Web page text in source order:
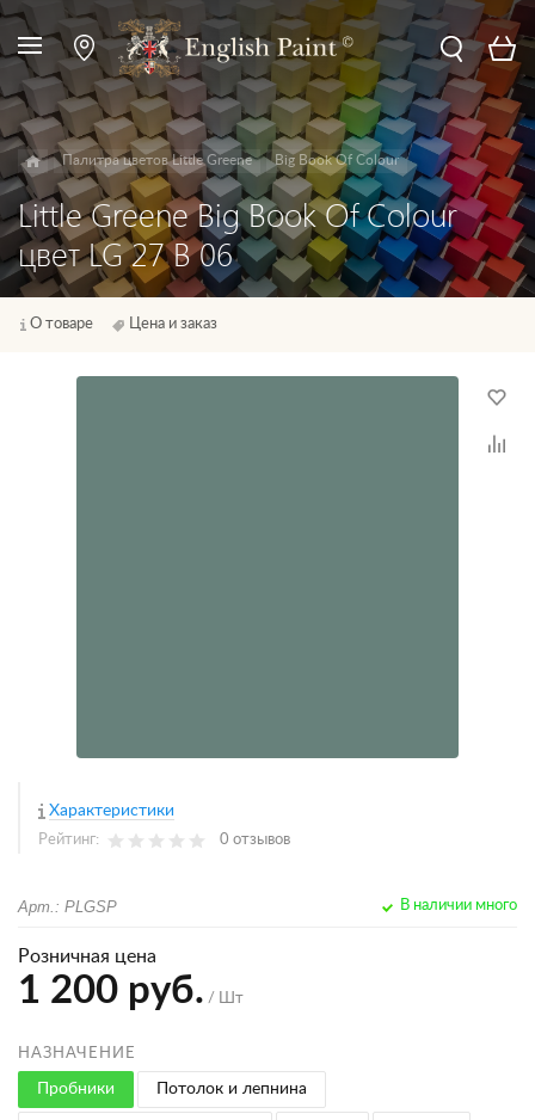
Палитра цветов Little Greene Big Book Of Colour
Little Greene Big Book Of Colour
цвет LG 27 B 06
О товаре Цена и заказ
Характеристики
Рейтинг: 0 отзывов
Арт.: PLGSP В наличии много
Розничная цена
1 200 руб. / Шт
НАЗНАЧЕНИЕ
Пробники Потолок и лепнина